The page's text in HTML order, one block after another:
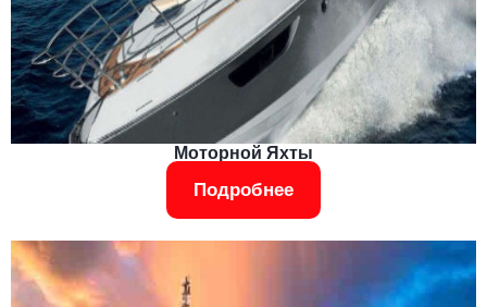
Моторной Яхты
Подробнее